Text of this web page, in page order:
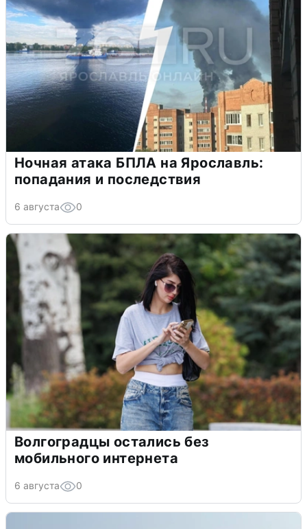
Ночная атака БПЛА на Ярославль:
попадания и последствия
6 августа 0
Волгоградцы остались без
мобильного интернета
6 августа 0